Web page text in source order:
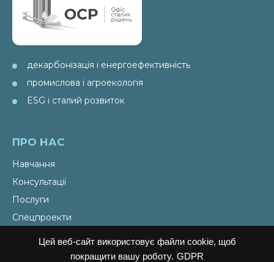
Цей веб-сайт використовує файли cookie, щоб
покращити вашу роботу. GDPR
декарбонізація і енергоефективність
промислова і агроекологія
ESG і сталий розвиток
ПРО НАС
Навчання
Консультації
Послуги
Спецпроекти
Ініціативи PAEW